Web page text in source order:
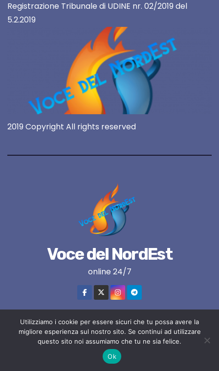
Registrazione Tribunale di UDINE nr. 02/2019 del
5.2.2019
2019 Copyright All rights reserved
Voce del NordEst
online 24/7
Proudly powered by WordPress|Tema:NewsesdiThemeansar
VNE su Twitter
Utilizziamo i cookie per essere sicuri che tu possa avere la
migliore esperienza sul nostro sito. Se continui ad utilizzare
questo sito noi assumiamo che tu ne sia felice.
Ok